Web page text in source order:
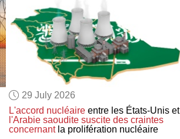
29 July 2026
L'accord nucléaireentre les États-Unis et
l'Arabie saoudite suscite des craintes
concernantla prolifération nucléaire